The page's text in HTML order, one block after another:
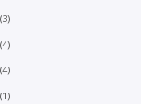
3
4
4
1